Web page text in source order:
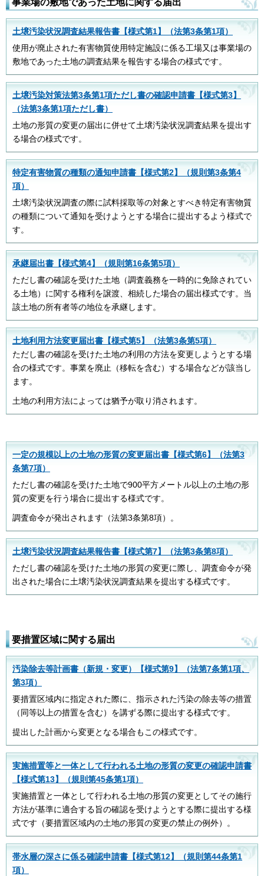
土壌汚染状況調査結果報告書【様式第1】（法第3条第1項）
使用が廃止された有害物質使用特定施設に係る工場又は事業場の
敷地であった土地の調査結果を報告する場合の様式です。
土壌汚染対策法第3条第1項ただし書の確認申請書【様式第3】
（法第3条第1項ただし書）
土地の形質の変更の届出に併せて土壌汚染状況調査結果を提出す
る場合の様式です。
特定有害物質の種類の通知申請書【様式第2】（規則第3条第4
項）
土壌汚染状況調査の際に試料採取等の対象とすべき特定有害物質
の種類について通知を受けようとする場合に提出するよう様式で
す。
承継届出書【様式第4】（規則第16条第5項）
ただし書の確認を受けた土地（調査義務を一時的に免除されてい
る土地）に関する権利を譲渡、相続した場合の届出様式です。当
該土地の所有者等の地位を承継します。
土地利用方法変更届出書【様式第5】（法第3条第5項）
ただし書の確認を受けた土地の利用の方法を変更しようとする場
合の様式です。事業を廃止（移転を含む）する場合などが該当し
ます。
土地の利用方法によっては猶予が取り消されます。
一定の規模以上の土地の形質の変更届出書【様式第6】（法第3
条第7項）
ただし書の確認を受けた土地で900平方メートル以上の土地の形
質の変更を行う場合に提出する様式です。
調査命令が発出されます（法第3条第8項）。
土壌汚染状況調査結果報告書【様式第7】（法第3条第8項）
ただし書の確認を受けた土地の形質の変更に際し、調査命令が発
出された場合に土壌汚染状況調査結果を提出する様式です。
要措置区域に関する届出
汚染除去等計画書（新規・変更）【様式第9】（法第7条第1項、
第3項）
要措置区域内に指定された際に、指示された汚染の除去等の措置
（同等以上の措置を含む）を講ずる際に提出する様式です。
提出した計画から変更となる場合もこの様式です。
実施措置等と一体として行われる土地の形質の変更の確認申請書
【様式第13】（規則第45条第1項）
実施措置と一体として行われる土地の形質の変更としてその施行
方法が基準に適合する旨の確認を受けようとする際に提出する様
式です（要措置区域内の土地の形質の変更の禁止の例外）。
帯水層の深さに係る確認申請書【様式第12】（規則第44条第1
項）